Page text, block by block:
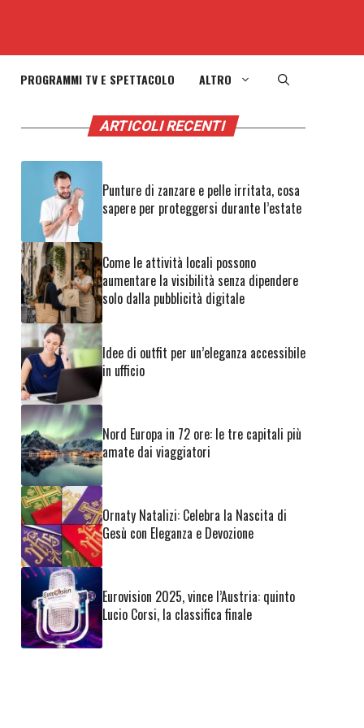
PROGRAMMI TV E SPETTACOLO ALTRO
ARTICOLI RECENTI
Punture di zanzare e pelle irritata, cosa
sapere per proteggersi durante l’estate
Come le attività locali possono
aumentare la visibilità senza dipendere
solo dalla pubblicità digitale
Idee di outfit per un’eleganza accessibile
in ufficio
Nord Europa in 72 ore: le tre capitali più
amate dai viaggiatori
Ornaty Natalizi: Celebra la Nascita di
Gesù con Eleganza e Devozione
Eurovision 2025, vince l’Austria: quinto
Lucio Corsi, la classifica finale